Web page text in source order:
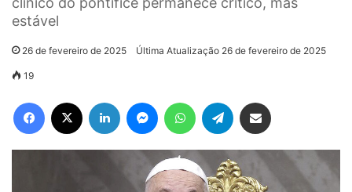
estável
26 de fevereiro de 2025 Última Atualização 26 de fevereiro de 2025
19
Facebook Linkedin MessengerWhatsAppTelegram